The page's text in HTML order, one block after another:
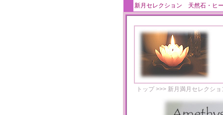
新月セレクション 天然石・ヒ
トップ>>> 新月満月セレクショ